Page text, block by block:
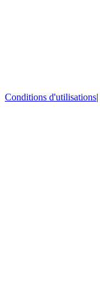
Conditions d'utilisations|